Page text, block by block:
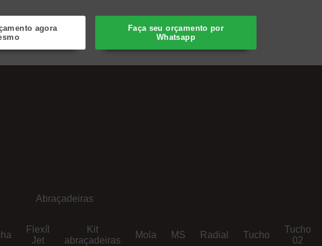
agora
Faça seu orçamento por
Whatsapp
Abraçadeiras
Flexíl
Jet
Kit
abraçadeiras
Mola MS Radial Tucho
Tucho
02